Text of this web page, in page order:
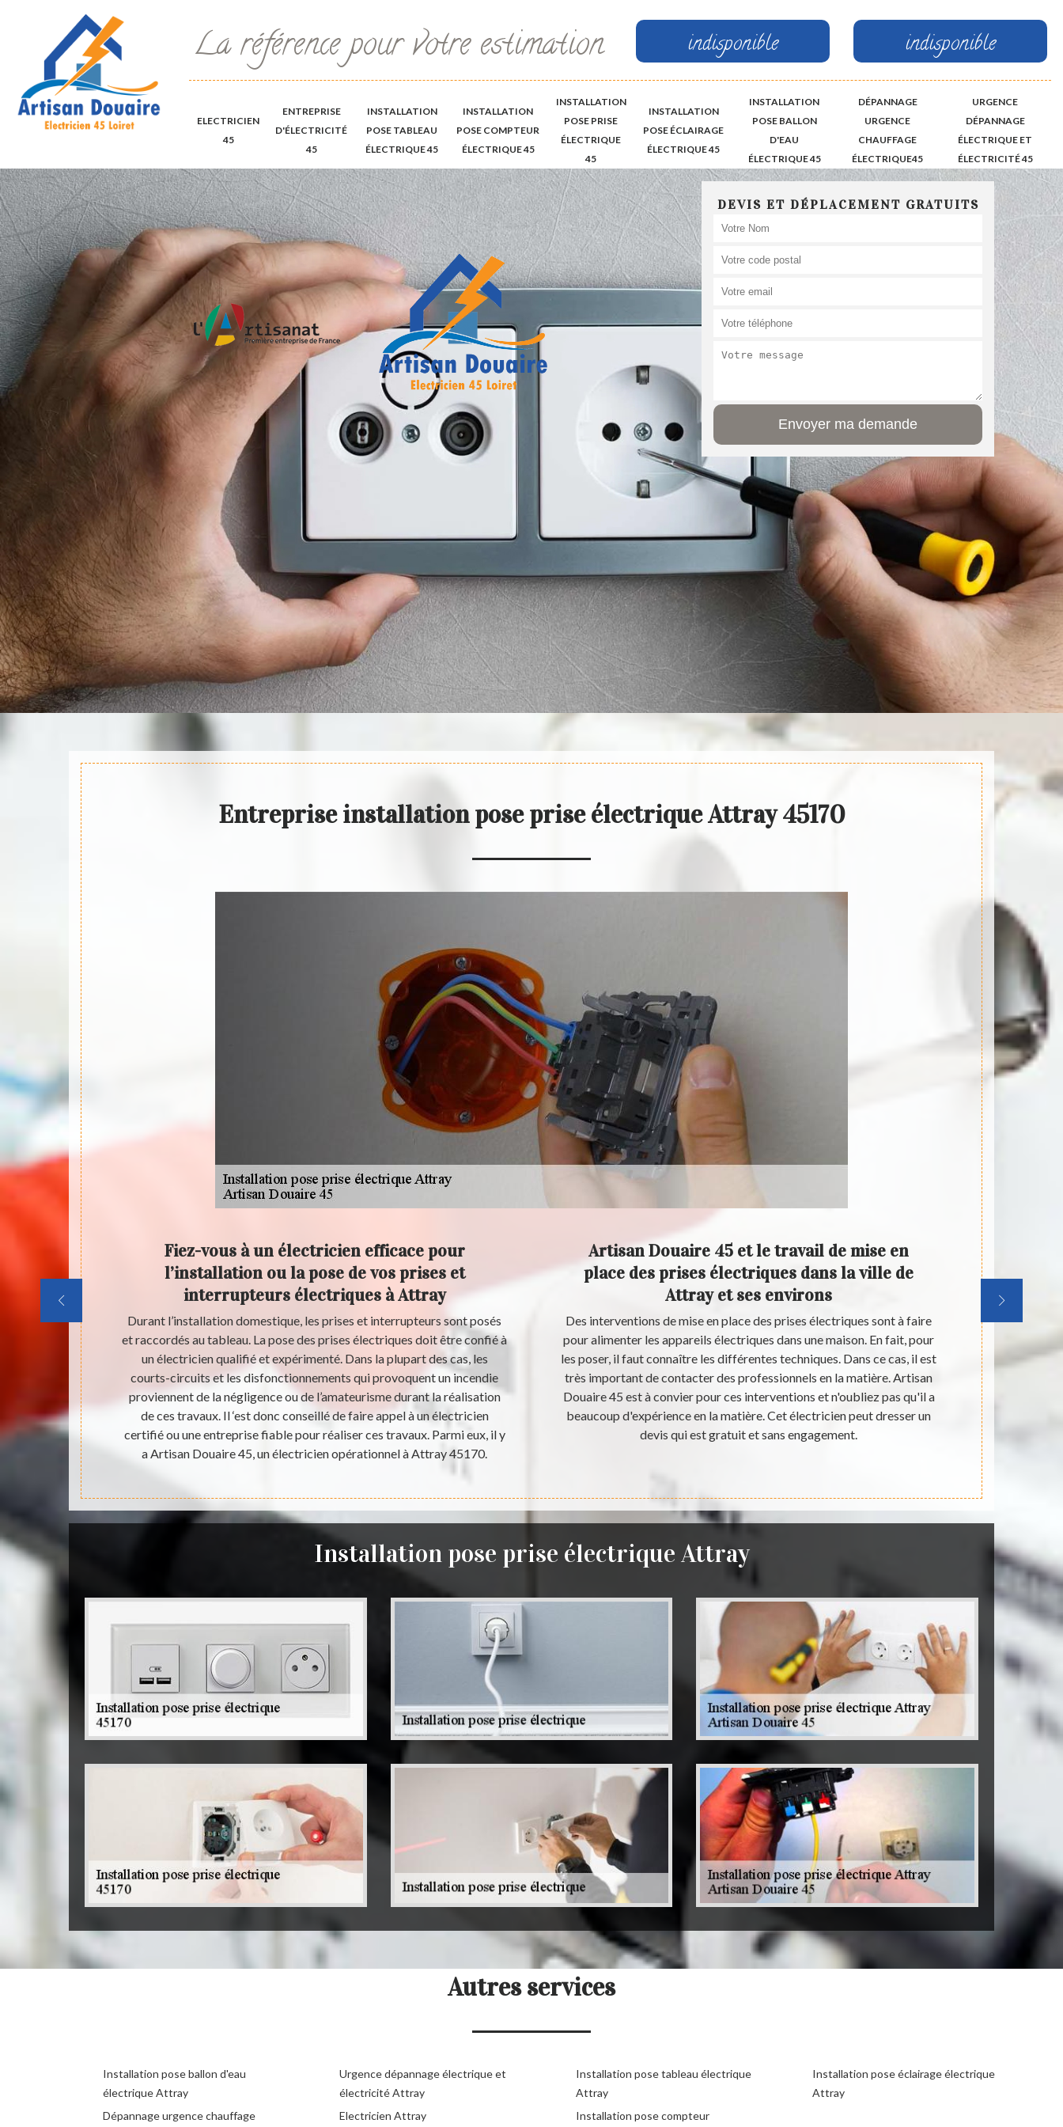
La référence pour votre estimation indisponible indisponible
ELECTRICIEN
45
ENTREPRISE
D'ÉLECTRICITÉ
45
INSTALLATION
POSE TABLEAU
ÉLECTRIQUE 45
INSTALLATION
POSE COMPTEUR
ÉLECTRIQUE 45
INSTALLATION
POSE PRISE
ÉLECTRIQUE
45
INSTALLATION
POSE ÉCLAIRAGE
ÉLECTRIQUE 45
INSTALLATION
POSE BALLON
D'EAU
ÉLECTRIQUE 45
DÉPANNAGE
URGENCE
CHAUFFAGE
ÉLECTRIQUE45
URGENCE
DÉPANNAGE
ÉLECTRIQUE ET
ÉLECTRICITÉ 45
DEVIS ET DÉPLACEMENT GRATUITS
Entreprise installation pose prise électrique Attray 45170
votre
la
moins du
Fiez-vous à un électricien efficace pour
l’installation ou la pose de vos prises et
interrupteurs électriques à Attray
Durant l’installation domestique, les prises et interrupteurs sont posés
et raccordés au tableau. La pose des prises électriques doit être confié à
un électricien qualifié et expérimenté. Dans la plupart des cas, les
courts-circuits et les disfonctionnements qui provoquent un incendie
proviennent de la négligence ou de l’amateurisme durant la réalisation
de ces travaux. Il ‘est donc conseillé de faire appel à un électricien
certifié ou une entreprise fiable pour réaliser ces travaux. Parmi eux, il y
a Artisan Douaire 45, un électricien opérationnel à Attray 45170.
Artisan Douaire 45 et le travail de mise en
place des prises électriques dans la ville de
Attray et ses environs
Des interventions de mise en place des prises électriques sont à faire
pour alimenter les appareils électriques dans une maison. En fait, pour
les poser, il faut connaître les différentes techniques. Dans ce cas, il est
très important de contacter des professionnels en la matière. Artisan
Douaire 45 est à convier pour ces interventions et n'oubliez pas qu'il a
beaucoup d'expérience en la matière. Cet électricien peut dresser un
devis qui est gratuit et sans engagement.
Des
Installation pose prise électrique Attray
Autres services
Installation pose ballon d'eau
électrique Attray
Dépannage urgence chauffage
Urgence dépannage électrique et
électricité Attray
Electricien Attray
Installation pose tableau électrique
Attray
Installation pose compteur
Installation pose éclairage électrique
Attray